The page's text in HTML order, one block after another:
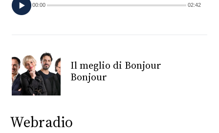
PRINCIPATO
MONACO
RMC
CONSIGLIA
00:00 02:42
Il meglio di Bonjour
Bonjour
Webradio